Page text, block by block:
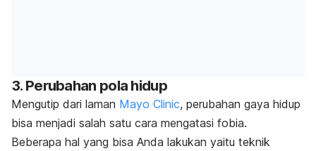
3. Perubahan pola hidup
Mengutip dari laman Mayo Clinic, perubahan gaya hidup
bisa menjadi salah satu cara mengatasi fobia.
Beberapa hal yang bisa Anda lakukan yaitu teknik